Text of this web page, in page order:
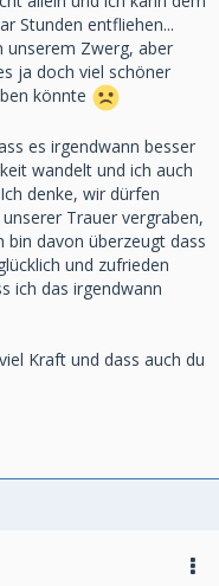
Stunden entfliehen...
unserem Zwerg, aber
ja doch viel schöner
könnte
es irgendwann besser
wandelt und ich auch
denke, wir dürfen
Trauer vergraben,
bin davon überzeugt dass
und zufrieden
ich das irgendwann
Kraft und dass auch du